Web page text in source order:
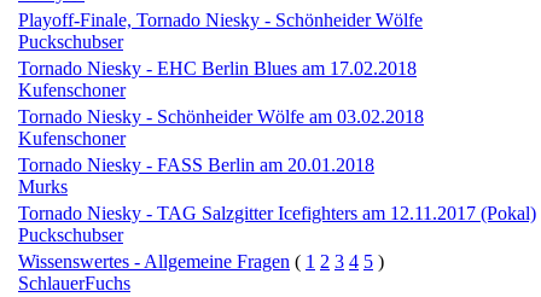
Playoff-Finale, Tornado Niesky - Schönheider Wölfe
Puckschubser
Tornado Niesky - EHC Berlin Blues am 17.02.2018
Kufenschoner
Tornado Niesky - Schönheider Wölfe am 03.02.2018
Kufenschoner
Tornado Niesky - FASS Berlin am 20.01.2018
Murks
Tornado Niesky - TAG Salzgitter Icefighters am 12.11.2017 (Pokal)
Puckschubser
Wissenswertes - Allgemeine Fragen ( 1 2 3 4 5 )
SchlauerFuchs